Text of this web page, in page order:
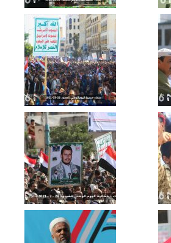
– القول السديد 1443هـ
لله سبحانه وتعالى – القول
– حلقة خاصة من جبهة جيزان
اليوم الوطني للصمود وقدوم
القول السديد 1443هـ